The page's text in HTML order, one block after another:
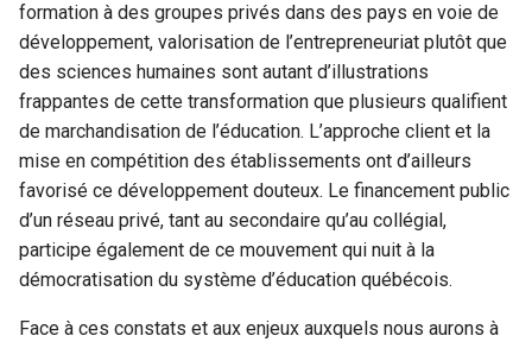
formation à des groupes privés dans des pays en voie de
développement, valorisation de l’entrepreneuriat plutôt que
des sciences humaines sont autant d’illustrations
frappantes de cette transformation que plusieurs qualifient
de marchandisation de l’éducation. L’approche client et la
mise en compétition des établissements ont d’ailleurs
favorisé ce développement douteux. Le financement public
d’un réseau privé, tant au secondaire qu’au collégial,
participe également de ce mouvement qui nuit à la
démocratisation du système d’éducation québécois.
Face à ces constats et aux enjeux auxquels nous aurons à